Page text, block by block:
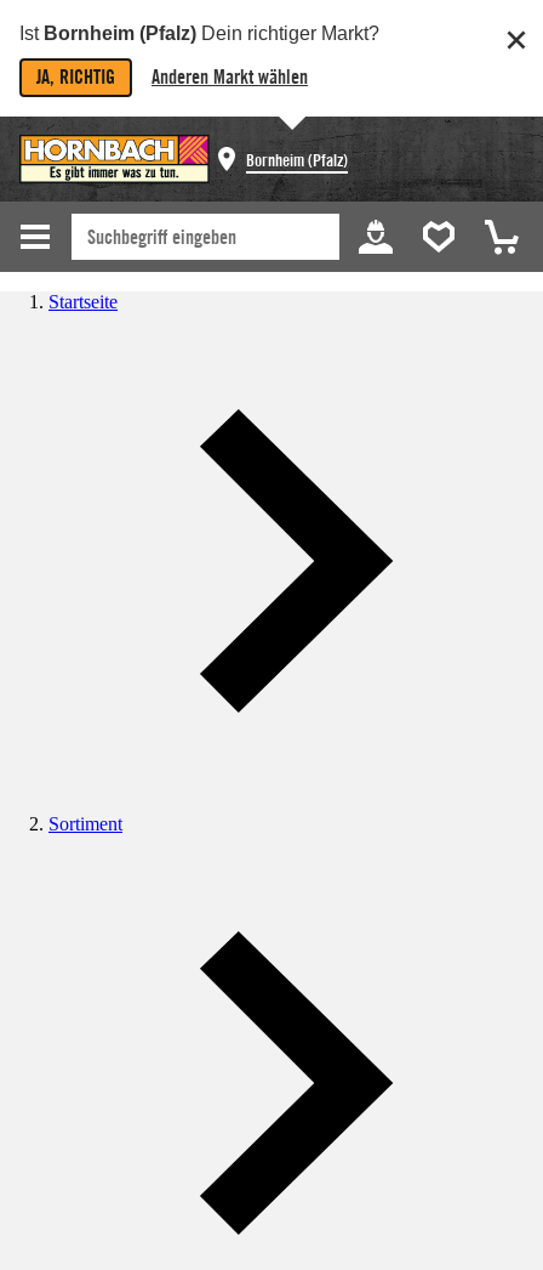
Ist Bornheim (Pfalz) Dein richtiger Markt?
JA, RICHTIG Anderen Markt wählen
Bornheim (Pfalz)
Startseite
Sortiment